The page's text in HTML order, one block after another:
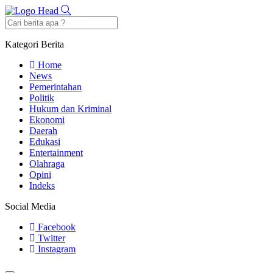
Kategori Berita
Home
News
Pemerintahan
Politik
Hukum dan Kriminal
Ekonomi
Daerah
Edukasi
Entertainment
Olahraga
Opini
Indeks
Social Media
Facebook
Twitter
Instagram